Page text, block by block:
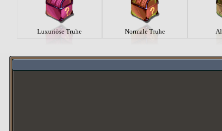
Luxuriöse Truhe Normale Truhe